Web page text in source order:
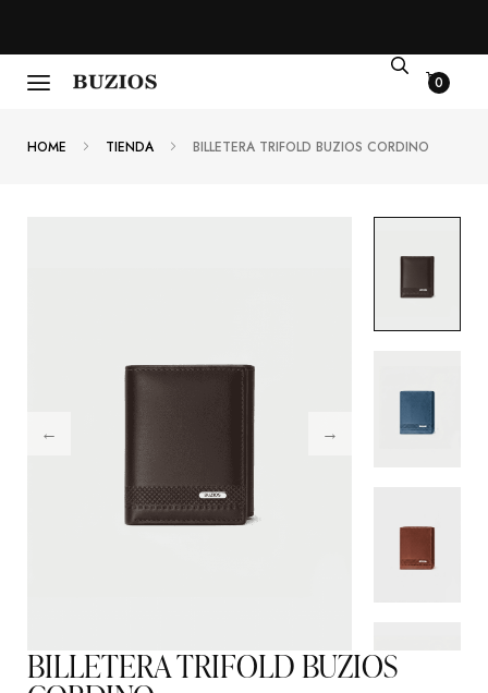
0
HOME TIENDA BILLETERA TRIFOLD BUZIOS CORDINO
BILLETERA TRIFOLD BUZIOS